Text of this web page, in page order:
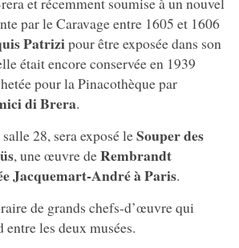
par le Caravage entre 1605 et 1606
Patrizipour être exposée dans son
était encore conservée en 1939
pour la Pinacothèque par
di Brera.
28, sera exposé leSouper des
, une œuvre deRembrandt
Jacquemart-André à Paris.
de grands chefs-d’œuvre qui
entre les deux musées.